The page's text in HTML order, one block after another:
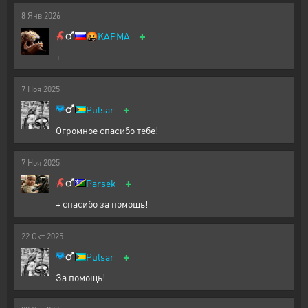
8 Янв 2026
🤬KAPMA +
+
7 Ноя 2025
Pulsar +
Огромное спасибо тебе!
7 Ноя 2025
Parsek +
+ спасибо за помощь!
22 Окт 2025
Pulsar +
За помощь!